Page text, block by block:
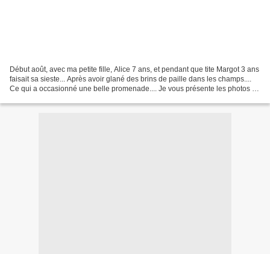
Début août, avec ma petite fille, Alice 7 ans, et pendant que tite Margot 3 ans
faisait sa sieste... Après avoir glané des brins de paille dans les champs....
Ce qui a occasionné une belle promenade.... Je vous présente les photos à